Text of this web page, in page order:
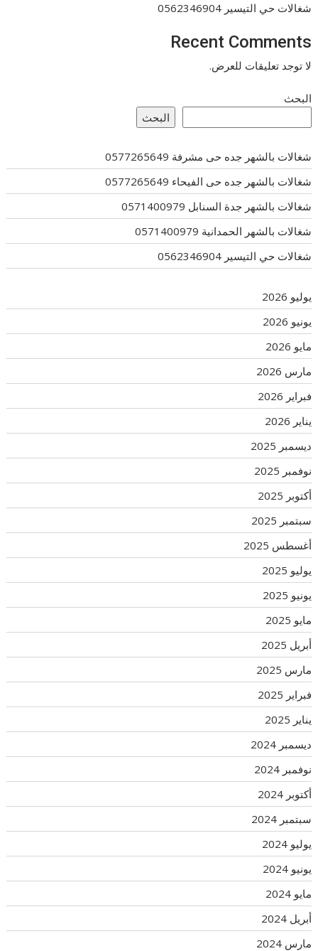
شغالات حي التيسير 0562346904
Recent Comments
لا توجد تعليقات للعرض.
البحث
البحث
شغالات بالشهر جده حى مشرفة 0577265649
شغالات بالشهر جده حى الفيحاء 0577265649
شغالات بالشهر جدة السنابل 0571400979
شغالات بالشهر الحمدانية 0571400979
شغالات حي التيسير 0562346904
يوليو 2026
يونيو 2026
مايو 2026
مارس 2026
فبراير 2026
يناير 2026
ديسمبر 2025
نوفمبر 2025
أكتوبر 2025
سبتمبر 2025
أغسطس 2025
يوليو 2025
يونيو 2025
مايو 2025
أبريل 2025
مارس 2025
فبراير 2025
يناير 2025
ديسمبر 2024
نوفمبر 2024
أكتوبر 2024
سبتمبر 2024
يوليو 2024
يونيو 2024
مايو 2024
أبريل 2024
مارس 2024